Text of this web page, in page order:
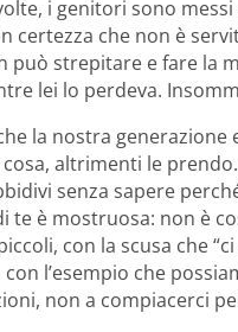
i genitori sono
certezza che non è
può strepitare e fare la
lei lo perdeva.
la nostra
altrimenti le
senza sapere
te è mostruosa: non è
con la scusa che
con l’esempio che
non a compiacerci